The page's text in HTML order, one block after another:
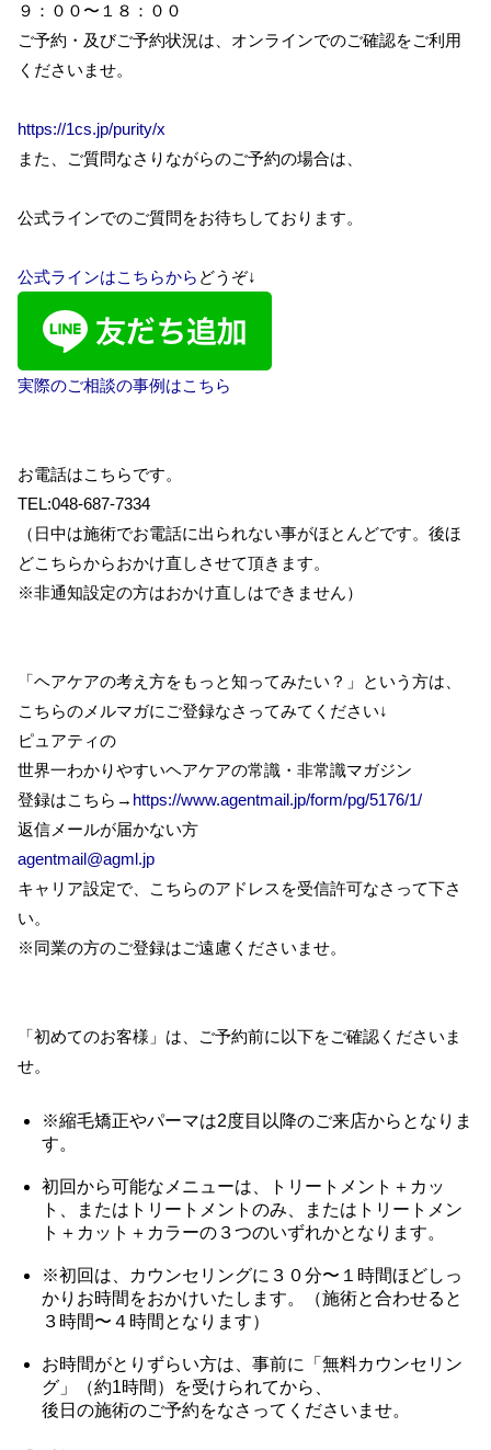
９：００〜１８：００
ご予約・及びご予約状況は、オンラインでのご確認をご利用
くださいませ。
https://1cs.jp/purity/x
また、ご質問なさりながらのご予約の場合は、
公式ラインでのご質問をお待ちしております。
公式ラインはこちらから どうぞ↓
実際のご相談の事例はこちら
お電話はこちらです。
TEL:048-687-7334
（日中は施術でお電話に出られない事がほとんどです。後ほ
どこちらからおかけ直しさせて頂きます。
※非通知設定の方はおかけ直しはできません）
「ヘアケアの考え方をもっと知ってみたい？」という方は、
こちらのメルマガにご登録なさってみてください↓
ピュアティの
世界一わかりやすいヘアケアの常識・非常識マガジン
登録はこちら→ https://www.agentmail.jp/form/pg/5176/1/
返信メールが届かない方
agentmail@agml.jp
キャリア設定で、こちらのアドレスを受信許可なさって下さ
い。
※同業の方のご登録はご遠慮くださいませ。
「初めてのお客様」は、ご予約前に以下をご確認くださいま
せ。
※縮毛矯正やパーマは2度目以降のご来店からとなりま
す。
初回から可能なメニューは、トリートメント＋カッ
ト、またはトリートメントのみ、またはトリートメン
ト＋カット＋カラーの３つのいずれかとなります。
※初回は、カウンセリングに３０分〜１時間ほどしっ
かりお時間をおかけいたします。（施術と合わせると
３時間〜４時間となります）
お時間がとりずらい方は、事前に「無料カウンセリン
グ」（約1時間）を受けられてから、
後日の施術のご予約をなさってくださいませ。